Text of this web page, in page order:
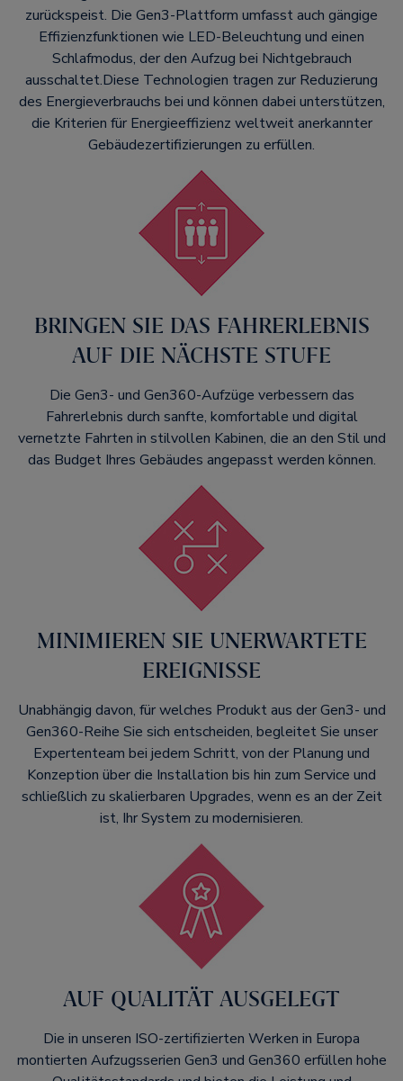
zurückspeist. Die Gen3-Plattform umfasst auch gängige
Effizienzfunktionen wie LED-Beleuchtung und einen
Schlafmodus, der den Aufzug bei Nichtgebrauch
ausschaltet.Diese Technologien tragen zur Reduzierung
des Energieverbrauchs bei und können dabei unterstützen,
die Kriterien für Energieeffizienz weltweit anerkannter
Gebäudezertifizierungen zu erfüllen.
BRINGEN SIE DAS FAHRERLEBNIS
AUF DIE NÄCHSTE STUFE​
Die Gen3- und Gen360-Aufzüge verbessern das
Fahrerlebnis durch sanfte, komfortable und digital
vernetzte Fahrten in stilvollen Kabinen, die an den Stil und
das Budget Ihres Gebäudes angepasst werden können.
MINIMIEREN SIE UNERWARTETE
EREIGNISSE​
Unabhängig davon, für welches Produkt aus der Gen3- und
Gen360-Reihe Sie sich entscheiden, begleitet Sie unser
Expertenteam bei jedem Schritt, von der Planung und
Konzeption über die Installation bis hin zum Service und
schließlich zu skalierbaren Upgrades, wenn es an der Zeit
ist, Ihr System zu modernisieren.
AUF QUALITÄT AUSGELEGT
Die in unseren ISO-zertifizierten Werken in Europa
montierten Aufzugsserien Gen3 und Gen360 erfüllen hohe